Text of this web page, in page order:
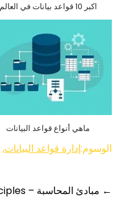
اكبر 10 قواعد بيانات في العالم
ماهي أنواع قواعد البيانات
الوسوم:إدارة قواعد البيانات,
Post
← مبادئ المحاسبة – Accounting Principles